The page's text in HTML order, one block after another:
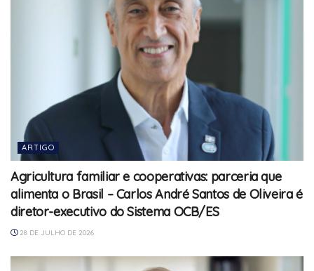
ARTIGO
Agricultura familiar e cooperativas: parceria que
alimenta o Brasil – Carlos André Santos de Oliveira é
diretor-executivo do Sistema OCB/ES
28 DE JULHO DE 2026